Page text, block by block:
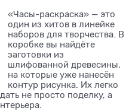
«Часы-раскраска» — это
один из хитов в линейке
наборов для творчества. В
коробке вы найдёте
заготовки из
шлифованной древесины,
на которые уже нанесён
контур рисунка. Их легко
не просто поделку, а